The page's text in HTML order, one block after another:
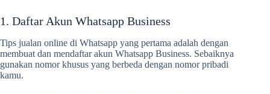
1. Daftar Akun Whatsapp Business
Tips jualan online di Whatsapp yang pertama adalah dengan
membuat dan mendaftar akun Whatsapp Business. Sebaiknya
gunakan nomor khusus yang berbeda dengan nomor pribadi
kamu.